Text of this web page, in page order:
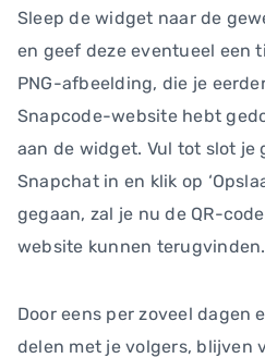
Sleep de widget naar de
en geef deze eventueel een
PNG-afbeelding, die je
Snapcode-website hebt
aan de widget. Vul tot slot je
Snapchat in en klik op
gegaan, zal je nu de QR-
website kunnen terugvinden.
Door eens per zoveel dagen
delen met je volgers, blijven